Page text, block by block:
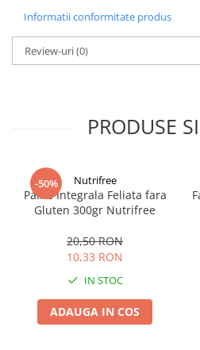
Informatii conformitate produs
Review-uri(0)
PRODUSE
-50% Nutrifree
Paine Integrala Feliata fara
Gluten 300gr Nutrifree
20,50 RON
10,33 RON
IN STOC
ADAUGA IN COS